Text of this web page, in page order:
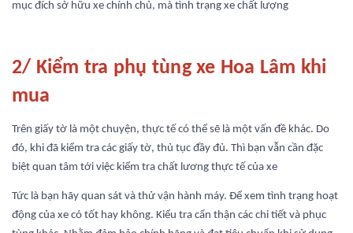
mục đích sở hữu xe chính chủ, mà tình trạng xe chất lượng
2/ Kiểm tra phụ tùng xe Hoa Lâm khi
mua
Trên giấy tờ là một chuyện, thực tế có thể sẽ là một vấn đề khác. Do
đó, khi đã kiểm tra các giấy tờ, thủ tục đầy đủ. Thì bạn vẫn cần đặc
biệt quan tâm tới việc kiểm tra chất lương thực tế của xe
Tức là bạn hãy quan sát và thử vận hành máy. Để xem tình trạng hoạt
động của xe có tốt hay không. Kiểu tra cẩn thận các chi tiết và phục